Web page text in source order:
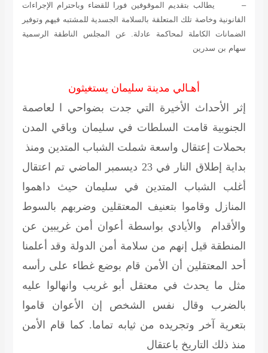
– يطالب بتقديم الموقوفين فورا للقضاء وباحترام الإجراءات
القانونية وخاصة تلك المتعلقة بالسلامة الجسدية للمشتبه فيهم وتوفير
الضمانات الكاملة لمحاكمة عادلة. عن المجلس الناطقة الرسمية
سهام بن سدرين
أهـالي مدينة سليمان يستغيثون
إثر الأحداث الأخيرة التي جدت بضواحي ا لعاصمة
الجنوبية قامت السلطات في سليمان وباقي المدن
بحملات إعتقال واسعة شملت الشباب المتدين ومنذ
بداية إطلاق النار في 23 ديسمبر الماضي تم اعتقال
أغلب الشباب المتدين في سليمان حيث داهموا
المنازل وقاموا بتعنيف المعتقلين وضربهم بالسوط
والأقدام والأيادي بواسطة أعوان أمن غريبين عن
المنطقة قيل إنهم من سلامة أمن الدولة وقد أعلمنا
أحد المعتقلين أن الأمن قام بوضع غطاء على رأسه
مثل ما يحدث في معتقل أبو غريب وانهالوا عليه
بالضرب وقال نفس الشخص إن الأعوان قاموا
بتعرية آخر وتجريده من ثيابه تماما. كما قام الأمن
منذ ذلك التاريخ باعتقال